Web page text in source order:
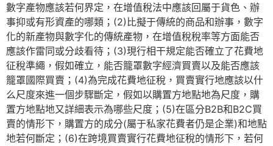
數字產物應該若何界定，在增值稅法中應該回屬于貨色、辦
事抑或有形資產的哪類；(2)比擬于傳統的商品和辦事，數字
化的新產物與數字化的傳統產物，在增值稅稅率等方面能否
應該作雷同或分歧看待；(3)現行相干規定能否確立了花費地
征稅準繩，假如確立，能否籠罩數字經濟買賣以及能否應該
籠罩國際買賣；(4)為完成花費地征稅，買賣實行地應該以什
么尺度來進一個步驟斷定，假如以購置方地點地為尺度，購
置方地點地又詳細表示為哪些尺度；(5)在區分B2B和B2C買
賣的情形下，購置方的成分(屬于私家花費者仍是企業)和地點
地若何斷定；(6)在跨境買賣實行花費地征稅的情形下，若何